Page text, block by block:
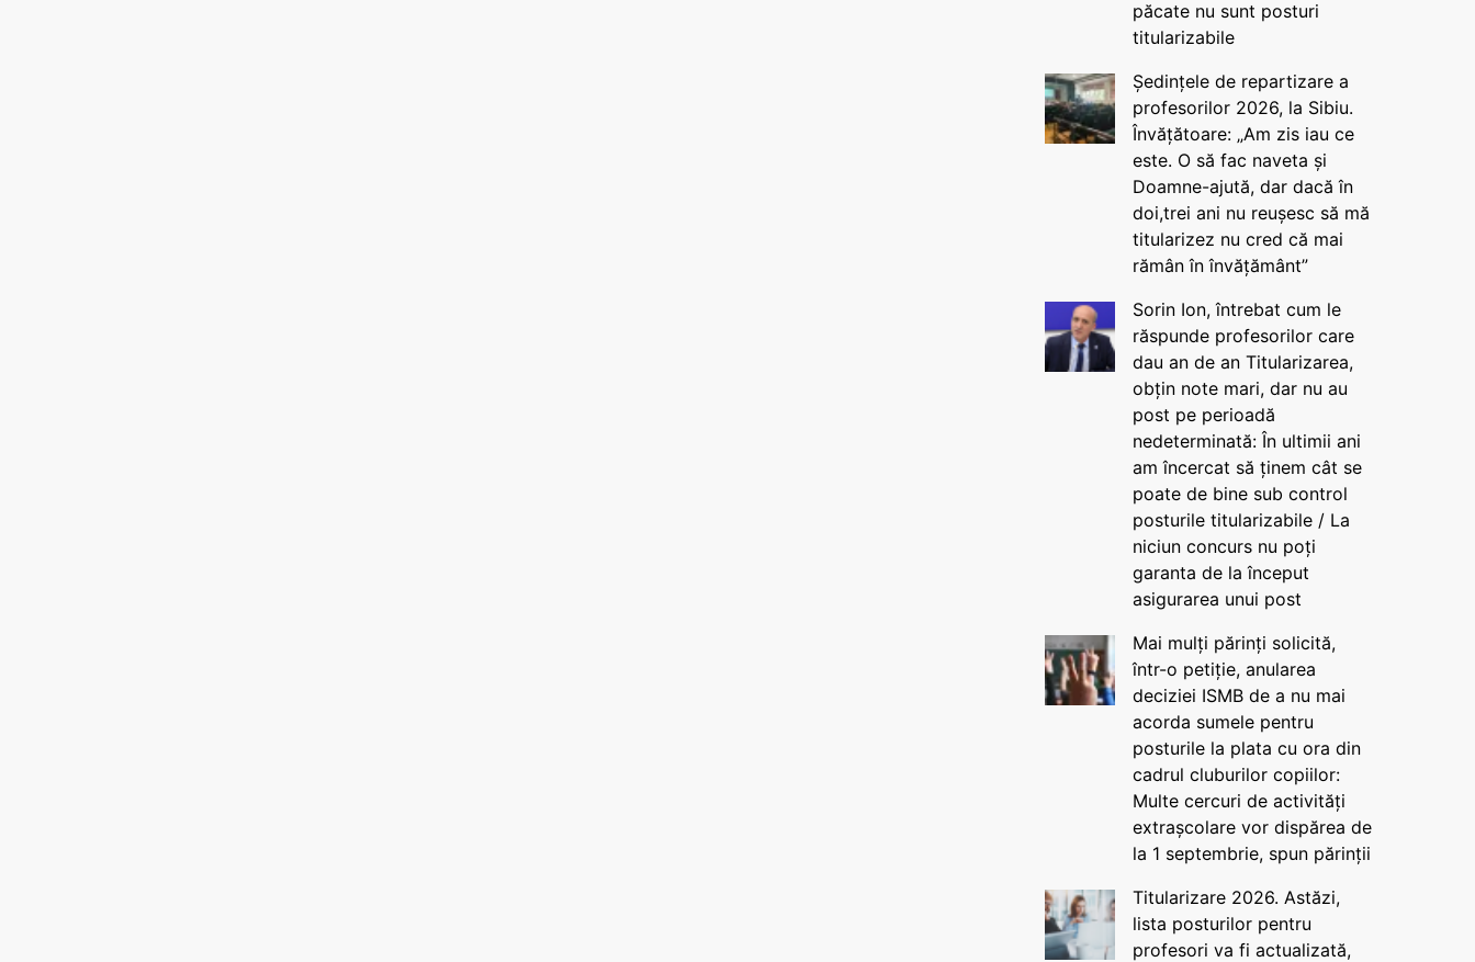
păcate nu sunt posturi
titularizabile
Ședințele de repartizare a
profesorilor 2026, la Sibiu.
Învățătoare: „Am zis iau ce
este. O să fac naveta și
Doamne-ajută, dar dacă în
doi,trei ani nu reușesc să mă
titularizez nu cred că mai
rămân în învățământ”
Sorin Ion, întrebat cum le
răspunde profesorilor care
dau an de an Titularizarea,
obțin note mari, dar nu au
post pe perioadă
nedeterminată: În ultimii ani
am încercat să ținem cât se
poate de bine sub control
posturile titularizabile / La
niciun concurs nu poți
garanta de la început
asigurarea unui post
Mai mulți părinți solicită,
într-o petiție, anularea
deciziei ISMB de a nu mai
acorda sumele pentru
posturile la plata cu ora din
cadrul cluburilor copiilor:
Multe cercuri de activități
extrașcolare vor dispărea de
la 1 septembrie, spun părinții
Titularizare 2026. Astăzi,
lista posturilor pentru
profesori va fi actualizată,